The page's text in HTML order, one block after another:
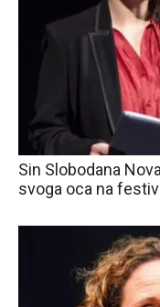
Sin Slobodana
svoga oca na